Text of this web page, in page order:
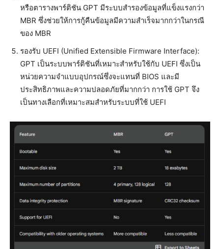
หรือตารางพาร์ติชัน GPT มีระบบสำรองข้อมูลที่แข็งแรงกว่า
MBR ซึ่งช่วยให้การกู้คืนข้อมูลมีความสำเร็จมากกว่าในกรณี
ของ MBR
รองรับ UEFI (Unified Extensible Firmware Interface):
GPT เป็นระบบพาร์ติชันที่เหมาะสำหรับใช้กับ UEFI ซึ่งเป็น
หน่วยความจำแบบอุปกรณ์ซึ่งจะแทนที่ BIOS และมี
ประสิทธิภาพและความปลอดภัยที่มากกว่า การใช้ GPT จึง
เป็นทางเลือกที่เหมาะสมสำหรับระบบที่ใช้ UEFI